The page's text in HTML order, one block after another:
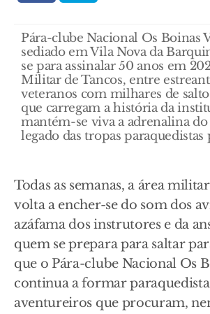
Pára-clube Nacional Os Boinas
sediado em Vila Nova da
se para assinalar 50 anos em
Militar de Tancos, entre
veteranos com milhares de
que carregam a história da
mantém-se viva a adrenalina do
legado das tropas paraquedistas
Todas as semanas, a área
volta a encher-se do som dos
azáfama dos instrutores e da
quem se prepara para saltar
que o Pára-clube Nacional Os
continua a formar
aventureiros que procuram,